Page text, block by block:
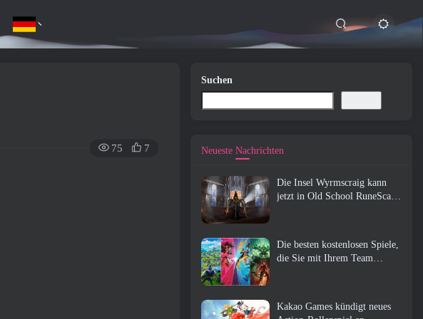
75 7
Suchen
Neueste Nachrichten
Die Insel Wyrmscraig kann
jetzt in Old School RuneScape
Die besten kostenlosen Spiele,
die Sie mit Ihrem Team
Kakao Games kündigt neues